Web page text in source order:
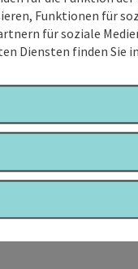
Funktionen für
für soziale
Diensten finden Sie